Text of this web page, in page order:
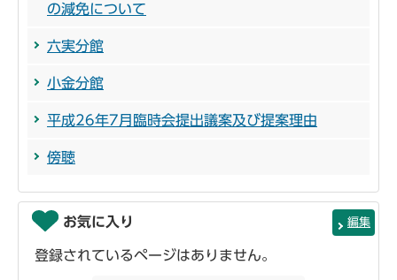
の減免について
六実分館
小金分館
平成26年7月臨時会提出議案及び提案理由
傍聴
お気に入り 編集
登録されているページはありません。